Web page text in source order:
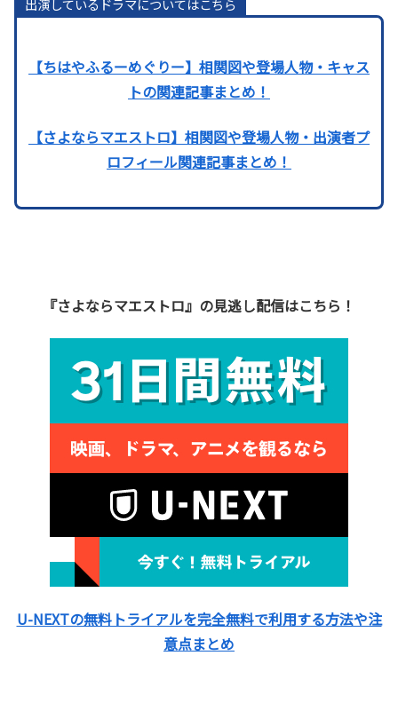
出演しているドラマについてはこちら
【ちはやふるーめぐりー】相関図や登場人物・キャス
トの関連記事まとめ！
【さよならマエストロ】相関図や登場人物・出演者プ
ロフィール関連記事まとめ！
『さよならマエストロ』の見逃し配信はこちら！
U-NEXTの無料トライアルを完全無料で利用する方法や注
意点まとめ